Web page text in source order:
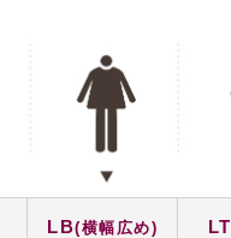
LB(横幅広め) LT